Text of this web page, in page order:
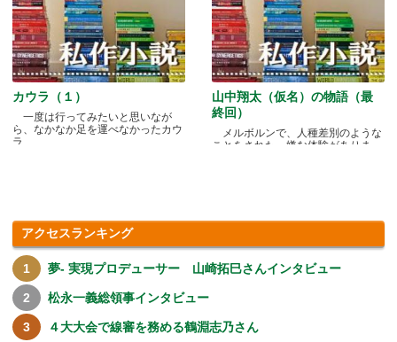
カウラ（１）
一度は行ってみたいと思いなが
ら、なかなか足を運べなかったカウ
ラ.....
山中翔太（仮名）の物語（最
終回）
メルボルンで、人種差別のような
ことをされた、嫌な体験がありま
アクセスランキング
夢- 実現プロデューサー 山崎拓巳さんインタビュー
松永一義総領事インタビュー
４大大会で線審を務める鶴淵志乃さん